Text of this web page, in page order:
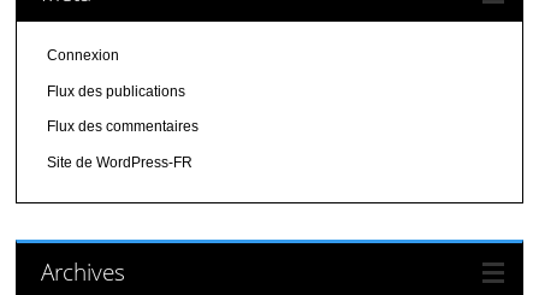
Connexion
Flux des publications
Flux des commentaires
Site de WordPress-FR
Archives